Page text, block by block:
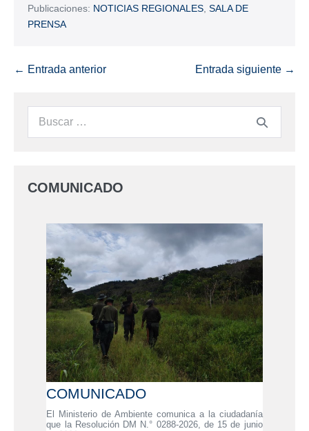
Publicaciones: NOTICIAS REGIONALES SALA DE
PRENSA
← Entrada anterior Entrada siguiente →
COMUNICADO
COMUNICADO
El Ministerio de Ambiente comunica a la ciudadanía
que la Resolución DM N.° 0288-2026, de 15 de junio